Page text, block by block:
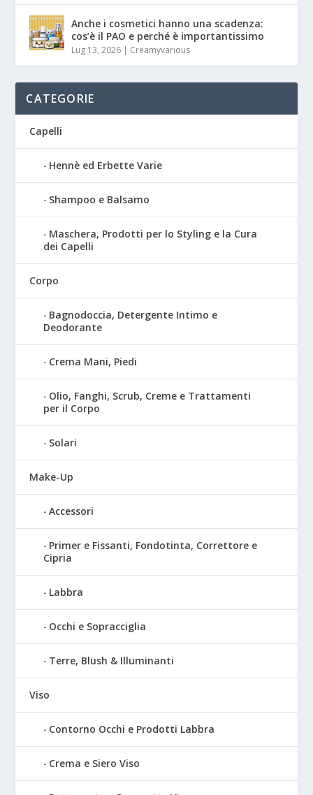
Anche i cosmetici hanno una scadenza:
cos’è il PAO e perché è importantissimo
Lug 13, 2026 | Creamyvarious
CATEGORIE
Capelli
Hennè ed Erbette Varie
Shampoo e Balsamo
Maschera, Prodotti per lo Styling e la Cura
dei Capelli
Corpo
Bagnodoccia, Detergente Intimo e
Deodorante
Crema Mani, Piedi
Olio, Fanghi, Scrub, Creme e Trattamenti
per il Corpo
Solari
Make-Up
Accessori
Primer e Fissanti, Fondotinta, Correttore e
Cipria
Labbra
Occhi e Sopracciglia
Terre, Blush & Illuminanti
Viso
Contorno Occhi e Prodotti Labbra
Crema e Siero Viso